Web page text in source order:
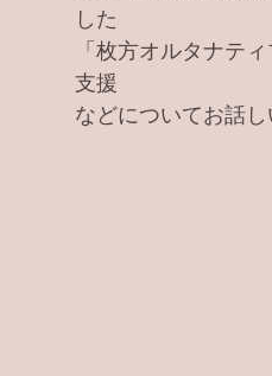
した
「枚方オルタナテ
支援
などについてお話